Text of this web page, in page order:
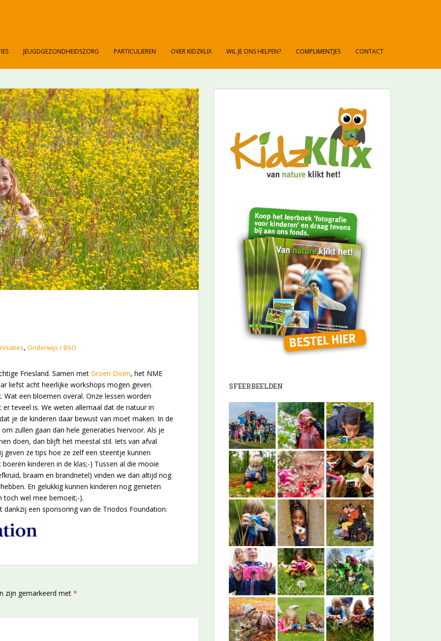
JEUGDGEZONDHEIDSZORG PARTICULIEREN OVER KIDZKLIX WIL JE ONS HELPEN? COMPLIMENTJES CONTACT
, Onderwijs / BSO
Friesland. Samen met Groen Doen, het NME
liefst acht heerlijke workshops mogen geven.
een bloemen overal. Onze lessen worden
teveel is. We weten allemaal dat de natuur in
je de kinderen daar bewust van moet maken. In de
zullen gaan dan hele generaties hiervoor. Als je
doen, dan blijft het meestal stil. Iets van afval
ze tips hoe ze zelf een steentje kunnen
kinderen in de klas;-) Tussen al die mooie
braam en brandnetel) vinden we dan altijd nog
En gelukkig kunnen kinderen nog genieten
toch wel mee bemoeit;-).
een sponsoring van de Triodos Foundation.
zijn gemarkeerd met *
SFEERBEELDEN